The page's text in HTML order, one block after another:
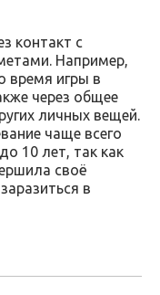
контакт с
Например,
время игры в
через общее
личных вещей.
чаще всего
10 лет, так как
своё
в